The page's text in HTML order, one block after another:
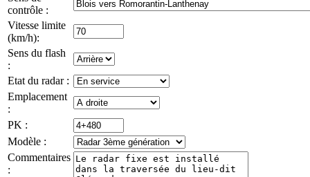
contrôle :
Vitesse limite
(km/h):
Sens du flash
:
Etat du radar :
Emplacement
:
PK :
Modèle :
Commentaires
: